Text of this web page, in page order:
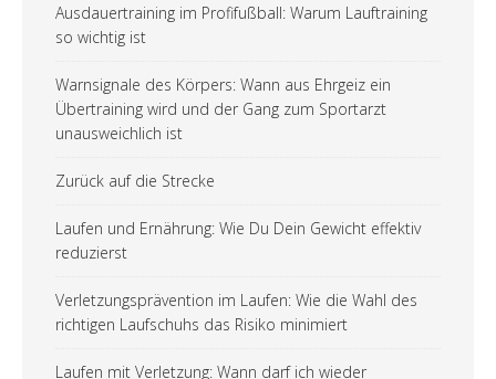
Ausdauertraining im Profifußball: Warum Lauftraining
so wichtig ist
Warnsignale des Körpers: Wann aus Ehrgeiz ein
Übertraining wird und der Gang zum Sportarzt
unausweichlich ist
Zurück auf die Strecke
Laufen und Ernährung: Wie Du Dein Gewicht effektiv
reduzierst
Verletzungsprävention im Laufen: Wie die Wahl des
richtigen Laufschuhs das Risiko minimiert
Laufen mit Verletzung: Wann darf ich wieder